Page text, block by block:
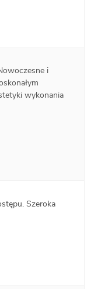
i
wykonania
Szeroka